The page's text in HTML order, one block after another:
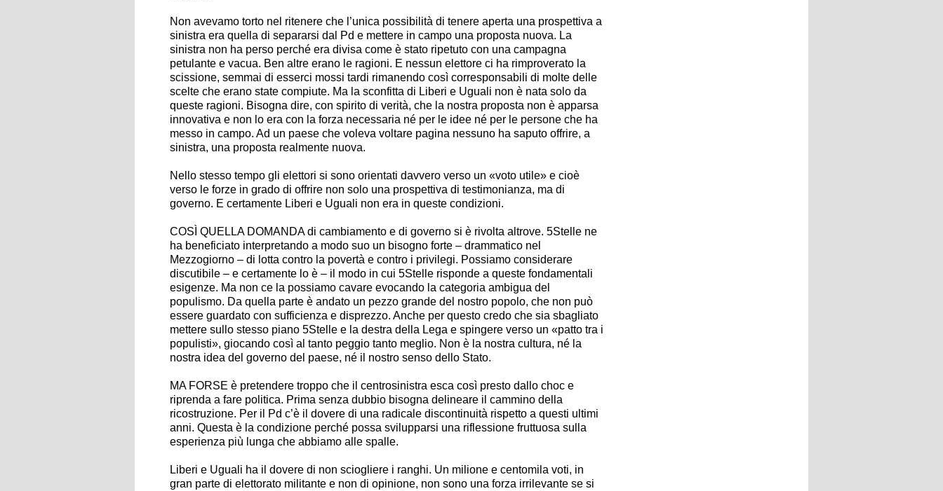
Non avevamo torto nel ritenere che l’unica possibilità di tenere aperta una prospettiva a
sinistra era quella di separarsi dal Pd e mettere in campo una proposta nuova. La
sinistra non ha perso perché era divisa come è stato ripetuto con una campagna
petulante e vacua. Ben altre erano le ragioni. E nessun elettore ci ha rimproverato la
scissione, semmai di esserci mossi tardi rimanendo così corresponsabili di molte delle
scelte che erano state compiute. Ma la sconfitta di Liberi e Uguali non è nata solo da
queste ragioni. Bisogna dire, con spirito di verità, che la nostra proposta non è apparsa
innovativa e non lo era con la forza necessaria né per le idee né per le persone che ha
messo in campo. Ad un paese che voleva voltare pagina nessuno ha saputo offrire, a
sinistra, una proposta realmente nuova.
Nello stesso tempo gli elettori si sono orientati davvero verso un «voto utile» e cioè
verso le forze in grado di offrire non solo una prospettiva di testimonianza, ma di
governo. E certamente Liberi e Uguali non era in queste condizioni.
COSÌ QUELLA DOMANDA di cambiamento e di governo si è rivolta altrove. 5Stelle ne
ha beneficiato interpretando a modo suo un bisogno forte – drammatico nel
Mezzogiorno – di lotta contro la povertà e contro i privilegi. Possiamo considerare
discutibile – e certamente lo è – il modo in cui 5Stelle risponde a queste fondamentali
esigenze. Ma non ce la possiamo cavare evocando la categoria ambigua del
populismo. Da quella parte è andato un pezzo grande del nostro popolo, che non può
essere guardato con sufficienza e disprezzo. Anche per questo credo che sia sbagliato
mettere sullo stesso piano 5Stelle e la destra della Lega e spingere verso un «patto tra i
populisti», giocando così al tanto peggio tanto meglio. Non è la nostra cultura, né la
nostra idea del governo del paese, né il nostro senso dello Stato.
MA FORSE è pretendere troppo che il centrosinistra esca così presto dallo choc e
riprenda a fare politica. Prima senza dubbio bisogna delineare il cammino della
ricostruzione. Per il Pd c’è il dovere di una radicale discontinuità rispetto a questi ultimi
anni. Questa è la condizione perché possa svilupparsi una riflessione fruttuosa sulla
esperienza più lunga che abbiamo alle spalle.
Liberi e Uguali ha il dovere di non sciogliere i ranghi. Un milione e centomila voti, in
gran parte di elettorato militante e non di opinione, non sono una forza irrilevante se si